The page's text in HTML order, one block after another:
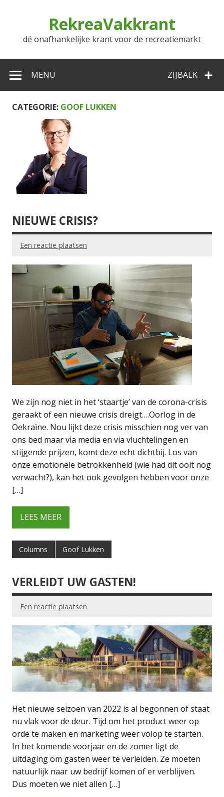
RekreaVakkrant
dé onafhankelijke krant voor de recreatiemarkt
ZIJBALK
MENU
CATEGORIE: GOOF LUKKEN
NIEUWE CRISIS?
Een reactie plaatsen
We zijn nog niet in het ‘staartje’ van de corona-crisis
geraakt of een nieuwe crisis dreigt….Oorlog in de
Oekraïne. Nou lijkt deze crisis misschien nog ver van
ons bed maar via media en via vluchtelingen en
stijgende prijzen, komt deze echt dichtbij. Los van
onze emotionele betrokkenheid (wie had dit ooit nog
verwacht?), kan het ook gevolgen hebben voor onze
[…]
LEES MEER
Columns Goof Lukken
VERLEIDT UW GASTEN!
Een reactie plaatsen
Het nieuwe seizoen van 2022 is al begonnen of staat
nu vlak voor de deur. Tijd om het product weer op
orde te maken en marketing weer volop te starten.
In het komende voorjaar en de zomer ligt de
uitdaging om gasten weer te verleiden. Ze moeten
natuurlijk naar uw bedrijf komen of er verblijven.
Dus moeten we niet allen […]